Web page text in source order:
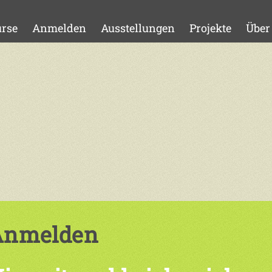
Anmelden Ausstellungen Projekte